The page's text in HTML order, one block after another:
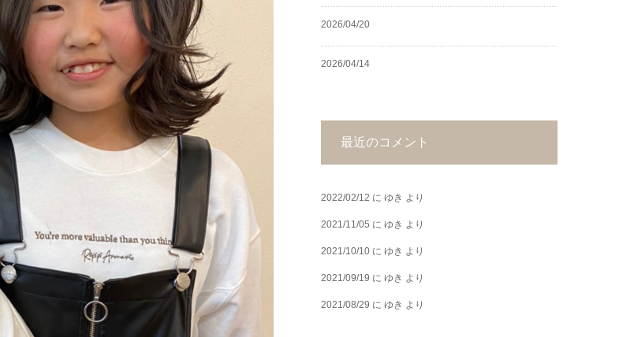
2026/04/20
2026/04/14
最近のコメント
2022/02/12 に ゆき より
2021/11/05 に ゆき より
2021/10/10 に ゆき より
2021/09/19 に ゆき より
2021/08/29 に ゆき より